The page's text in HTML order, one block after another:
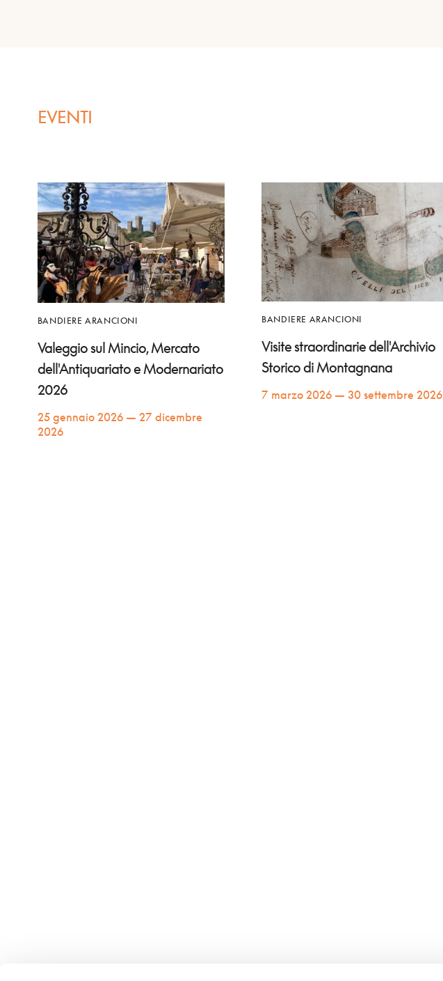
EVENTI
BANDIERE ARANCIONI
Valeggio sul Mincio, Mercato
dell'Antiquariato e Modernariato
2026
25 gennaio 2026 — 27 dicembre
2026
BANDIERE ARANCIONI
Visite straordinarie dell'Archivio
Storico di Montagnana
7 marzo 2026 — 30 settembre 2026